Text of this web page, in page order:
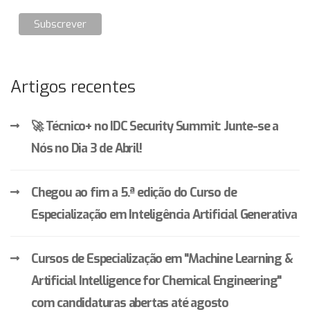
Artigos recentes
🚀 Técnico+ no IDC Security Summit: Junte-se a
Nós no Dia 3 de Abril!
Chegou ao fim a 5.ª edição do Curso de
Especialização em Inteligência Artificial Generativa
Cursos de Especialização em "Machine Learning &
Artificial Intelligence for Chemical Engineering"
com candidaturas abertas até agosto